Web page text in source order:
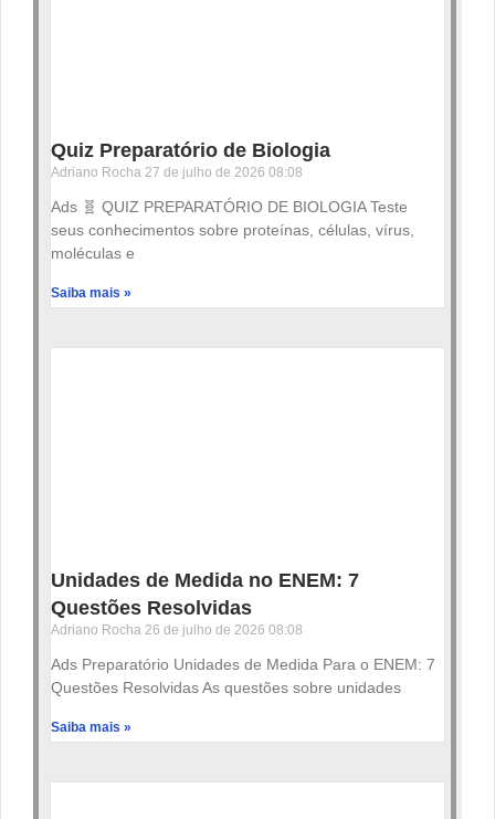
Quiz Preparatório de Biologia
Adriano Rocha 27 de julho de 2026 08:08
Ads 🧬 QUIZ PREPARATÓRIO DE BIOLOGIA Teste
seus conhecimentos sobre proteínas, células, vírus,
moléculas e
Saiba mais »
Unidades de Medida no ENEM: 7
Questões Resolvidas
Adriano Rocha 26 de julho de 2026 08:08
Ads Preparatório Unidades de Medida Para o ENEM: 7
Questões Resolvidas As questões sobre unidades
Saiba mais »